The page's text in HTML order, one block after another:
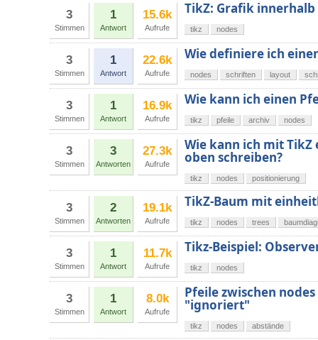
3
Stimmen
1
Antwort
15.6k
Aufrufe
TikZ: Grafik
tikz nodes
3
Stimmen
1
Antwort
22.6k
Aufrufe
Wie definiere ich
nodes schriften layout
3
Stimmen
1
Antwort
16.9k
Aufrufe
Wie kann ich einen
tikz pfeile archiv nodes
3
Stimmen
3
Antworten
27.3k
Aufrufe
Wie kann ich mit TikZ
oben schreiben?
tikz nodes positionierung
3
Stimmen
2
Antworten
19.1k
Aufrufe
TikZ-Baum mit
tikz nodes trees
3
Stimmen
1
Antwort
11.7k
Aufrufe
Tikz-Beispiel:
tikz nodes
3
Stimmen
1
Antwort
8.0k
Aufrufe
Pfeile zwischen
"ignoriert"
tikz nodes abstände